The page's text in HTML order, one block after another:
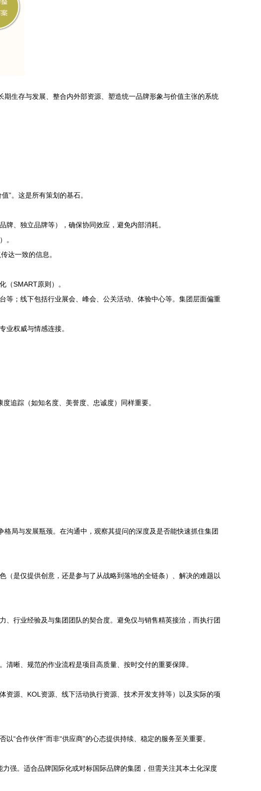
生存与发展、整合内外部资源、塑造统一品牌形象与价值主张的系统
”。这是所有策划的基石。
、独立品牌等），确保协同效应，避免内部消耗。
。
达一致的信息。
（SMART原则）。
；线下包括行业展会、峰会、公关活动、体验中心等。集团层面偏重
业权威与情感连接。
追踪（如知名度、美誉度、忠诚度）同样重要。
局与发展瓶颈。在沟通中，观察其提问的深度及是否能快速抓住集团
是仅提供创意，还是参与了从战略到落地的全链条）、解决的难题以
行业经验及与集团团队的契合度。避免仅与销售精英接洽，而执行团
晰、规范的作业流程是项目高质量、按时交付的重要保障。
源、KOL资源、线下活动执行资源、技术开发支持等）以及实际的项
“合作伙伴”而非“供应商”的心态提供持续、稳定的服务至关重要。
强。适合品牌国际化或对标国际品牌的集团，但需关注其本土化深度